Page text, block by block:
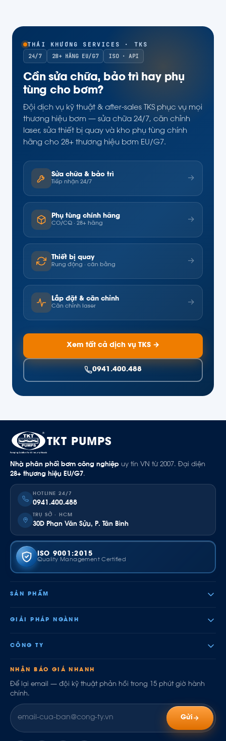
THÁI KHƯƠNG SERVICES · TKS
24/7
28+ HÃNG EU/G7 ISO · API
Cần sửa chữa, bảo trì hay phụ
tùng cho bơm?
Đội dịch vụ kỹ thuật & after-sales TKS phục vụ mọi
thương hiệu bơm — sửa chữa 24/7, căn chỉnh
laser, sửa thiết bị quay và kho phụ tùng chính
hãng cho 28+ thương hiệu bơm EU/G7.
Sửa chữa & bảo trì
Tiếp nhận 24/7 →
Phụ tùng chính hãng
CO/CQ · 28+ hãng →
Thiết bị quay
Rung động · cân bằng →
Lắp đặt & căn chỉnh
Căn chỉnh laser →
Xem tất cả dịch vụ TKS →
0941.400.488
TKT PUMPS
Nhà phân phối bơm công nghiệp uy tín VN từ 2007. Đại diện
28+ thương hiệu EU/G7.
HOTLINE 24/7
0941.400.488
TRỤ SỞ · HCM
30D Phan Văn Sửu, P. Tân Bình
ISO 9001:2015
Quality Management Certified
SẢN PHẨM
GIẢI PHÁP NGÀNH
CÔNG TY
NHẬN BÁO GIÁ NHANH
Để lại email — đội kỹ thuật phản hồi trong 15 phút giờ hành
chính.
Gửi